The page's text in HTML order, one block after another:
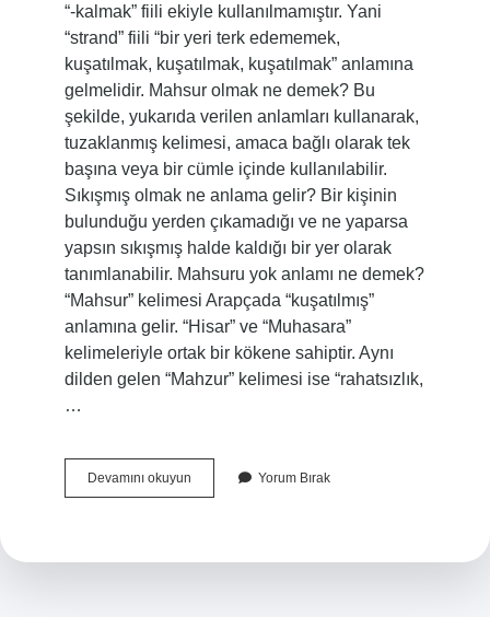
“-kalmak” fiili ekiyle kullanılmamıştır. Yani
“strand” fiili “bir yeri terk edememek,
kuşatılmak, kuşatılmak, kuşatılmak” anlamına
gelmelidir. Mahsur olmak ne demek? Bu
şekilde, yukarıda verilen anlamları kullanarak,
tuzaklanmış kelimesi, amaca bağlı olarak tek
başına veya bir cümle içinde kullanılabilir.
Sıkışmış olmak ne anlama gelir? Bir kişinin
bulunduğu yerden çıkamadığı ve ne yaparsa
yapsın sıkışmış halde kaldığı bir yer olarak
tanımlanabilir. Mahsuru yok anlamı ne demek?
“Mahsur” kelimesi Arapçada “kuşatılmış”
anlamına gelir. “Hisar” ve “Muhasara”
kelimeleriyle ortak bir kökene sahiptir. Aynı
dilden gelen “Mahzur” kelimesi ise “rahatsızlık,
…
Devamını okuyunMahsur
Kaldı
Yorum Bırak